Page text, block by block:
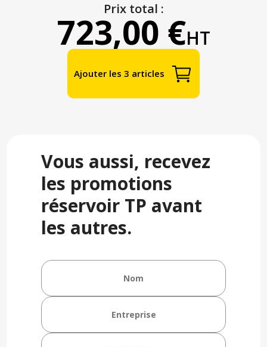
Prix total :
723,00 €HT
Ajouter les 3 articles
Vous aussi, recevez
les promotions
réservoir TP avant
les autres.